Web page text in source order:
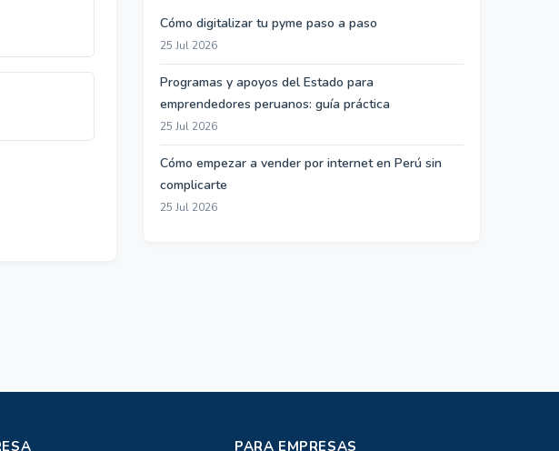
Cómo digitalizar tu pyme paso a paso
25 Jul 2026
Programas y apoyos del Estado para
emprendedores peruanos: guía práctica
25 Jul 2026
Cómo empezar a vender por internet en Perú sin
complicarte
25 Jul 2026
PARA EMPRESAS